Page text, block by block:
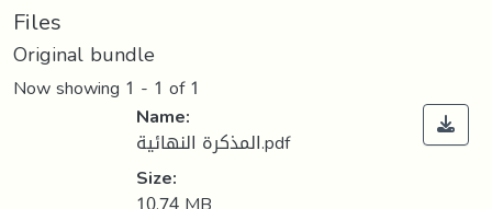
Files
Original bundle
Now showing 1 - 1 of 1
Name:
المذكرة النهائية.pdf
Size: